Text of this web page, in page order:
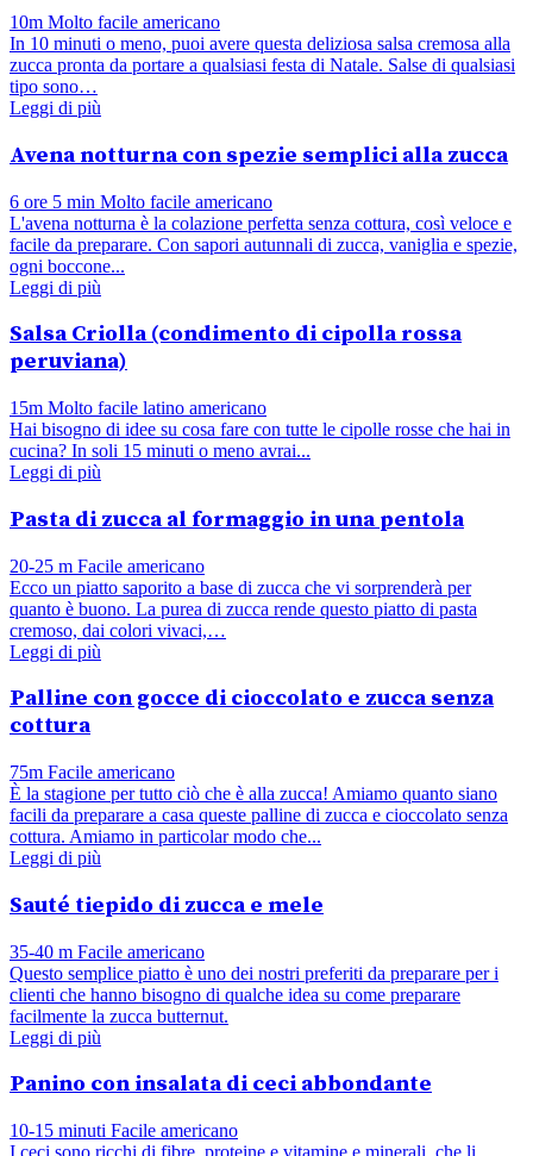
10m Molto facile americano
In 10 minuti o meno, puoi avere questa deliziosa salsa cremosa alla
zucca pronta da portare a qualsiasi festa di Natale. Salse di qualsiasi
tipo sono…
Leggi di più
Avena notturna con spezie semplici alla zucca
6 ore 5 min Molto facile americano
L'avena notturna è la colazione perfetta senza cottura, così veloce e
facile da preparare. Con sapori autunnali di zucca, vaniglia e spezie,
ogni boccone...
Leggi di più
Salsa Criolla (condimento di cipolla rossa
peruviana)
15m Molto facile latino americano
Hai bisogno di idee su cosa fare con tutte le cipolle rosse che hai in
cucina? In soli 15 minuti o meno avrai...
Leggi di più
Pasta di zucca al formaggio in una pentola
20-25 m Facile americano
Ecco un piatto saporito a base di zucca che vi sorprenderà per
quanto è buono. La purea di zucca rende questo piatto di pasta
cremoso, dai colori vivaci,…
Leggi di più
Palline con gocce di cioccolato e zucca senza
cottura
75m Facile americano
È la stagione per tutto ciò che è alla zucca! Amiamo quanto siano
facili da preparare a casa queste palline di zucca e cioccolato senza
cottura. Amiamo in particolar modo che...
Leggi di più
Sauté tiepido di zucca e mele
35-40 m Facile americano
Questo semplice piatto è uno dei nostri preferiti da preparare per i
clienti che hanno bisogno di qualche idea su come preparare
facilmente la zucca butternut.
Leggi di più
Panino con insalata di ceci abbondante
10-15 minuti Facile americano
I ceci sono ricchi di fibre, proteine e vitamine e minerali, che li